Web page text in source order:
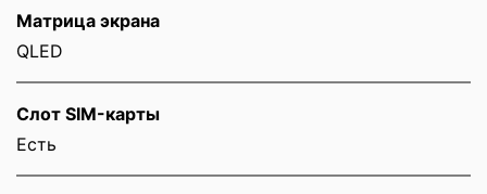
Матрица экрана
QLED
Слот SIM-карты
Eсть